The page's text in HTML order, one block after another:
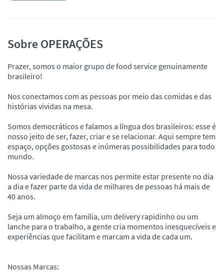
Sobre OPERAÇÕES
Prazer, somos o maior grupo de food service genuinamente
brasileiro!
Nos conectamos com as pessoas por meio das comidas e das
histórias vividas na mesa.
Somos democráticos e falamos a língua dos brasileiros: esse é
nosso jeito de ser, fazer, criar e se relacionar. Aqui sempre tem
espaço, opções gostosas e inúmeras possibilidades para todo
mundo.
Nossa variedade de marcas nos permite estar presente no dia
a dia e fazer parte da vida de milhares de pessoas há mais de
40 anos.
Seja um almoço em família, um delivery rapidinho ou um
lanche para o trabalho, a gente cria momentos inesquecíveis e
experiências que facilitam e marcam a vida de cada um.
Nossas Marcas: